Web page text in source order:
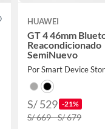
HUAWEI
GT 4 46mm
Reacondicionado
SemiNuevo
Por Smart Device
S/ 529 -21%
S/ 669 - S/ 679